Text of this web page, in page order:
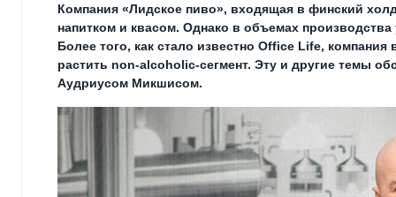
Компания «Лидское пиво», входящая в финский
напитком и квасом. Однако в объемах
Более того, как стало известно Office Life,
растить non-alcoholic-сегмент. Эту и другие темы
Аудриусом Микшисом.